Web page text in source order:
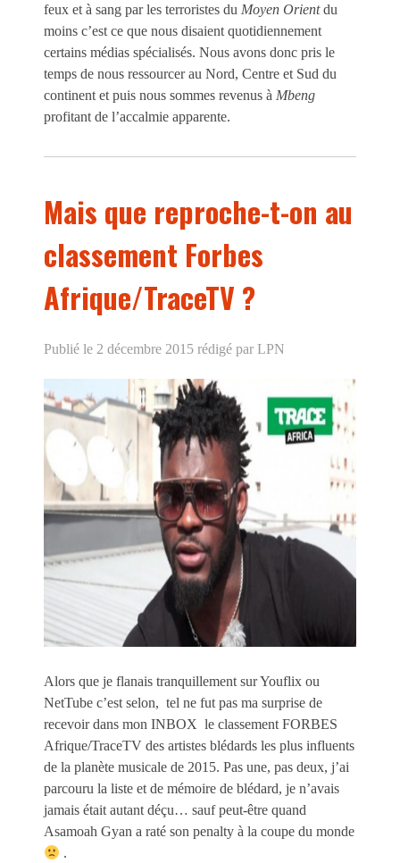
feux et à sang par les terroristes du Moyen Orientdu
moins c’est ce que nous disaient quotidiennement
certains médias spécialisés. Nous avons donc pris le
temps de nous ressourcer au Nord, Centre et Sud du
continent et puis nous sommes revenus à Mbeng
profitant de l’accalmie apparente.
Mais que reproche-t-on au
classement Forbes
Afrique/TraceTV ?
Publié le 2 décembre 2015 rédigé par LPN
Alors que je flanais tranquillement sur Youflix ou
NetTube c’est selon, tel ne fut pas ma surprise de
recevoir dans mon INBOX le classement FORBES
Afrique/TraceTV des artistes blédards les plus influents
de la planète musicale de 2015. Pas une, pas deux, j’ai
parcouru la liste et de mémoire de blédard, je n’avais
jamais était autant déçu… sauf peut-être quand
Asamoah Gyan a raté son penalty à la coupe du monde
.